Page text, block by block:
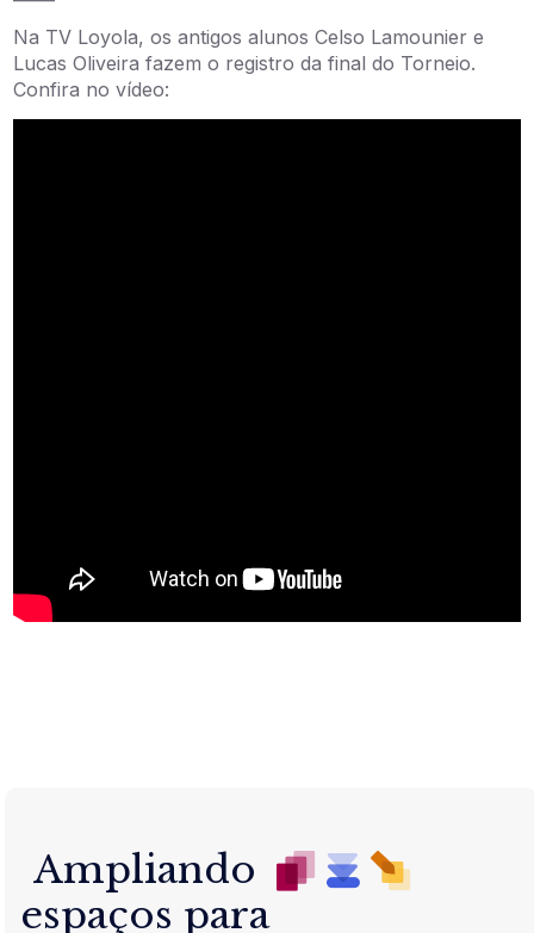
Na TV Loyola, os antigos alunos Celso Lamounier e
Lucas Oliveira fazem o registro da final do Torneio.
Confira no vídeo:
Ampliando
espaços para